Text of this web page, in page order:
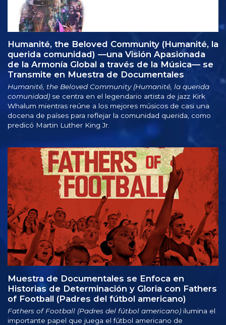
Humanité, the Beloved Community (Humanité, la
querida comunidad) —una Visión Apasionada
de la Armonía Global a través de la Música— se
Transmite en Muestra de Documentales
Humanité, the Beloved Community (Humanité, la querida
comunidad) se centra en el legendario artista de jazz Kirk
Whalum mientras reúne a los mejores músicos de casi una
docena de países para reflejar la comunidad querida, como
predicó Martin Luther King Jr.
Muestra de Documentales se Enfoca en
Historias de Determinación y Gloria con Fathers
of Football (Padres del fútbol americano)
Fathers of Football (Padres del fútbol americano) ilumina el
importante papel que juega el fútbol americano de